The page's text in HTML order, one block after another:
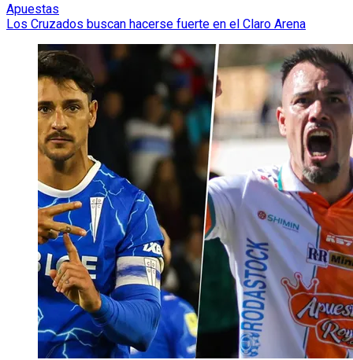
Apuestas
Los Cruzados buscan hacerse fuerte en el Claro Arena